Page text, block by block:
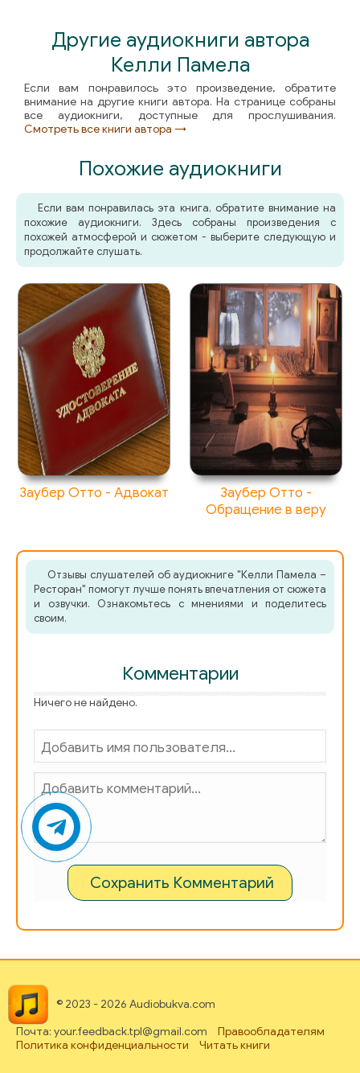
Другие аудиокниги автора
Келли Памела
Если вам понравилось это произведение, обратите
внимание на другие книги автора. На странице собраны
все аудиокниги, доступные для прослушивания.
Смотреть все книги автора →
Похожие аудиокниги
Если вам понравилась эта книга, обратите внимание на
похожие аудиокниги. Здесь собраны произведения с
похожей атмосферой и сюжетом - выберите следующую и
продолжайте слушать.
Заубер Отто - Адвокат
Заубер Отто -
Обращение в веру
Отзывы слушателей об аудиокниге "Келли Памела –
Ресторан" помогут лучше понять впечатления от сюжета
и озвучки. Ознакомьтесь с мнениями и поделитесь
своим.
Комментарии
Ничего не найдено.
Сохранить Комментарий
© 2023 - 2026 Audiobukva.com
Почта: your.feedback.tpl@gmail.com
Правообладателям
Политика конфиденциальности
Читать книги